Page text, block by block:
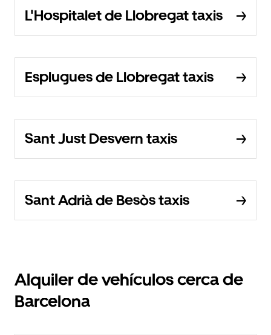
L'Hospitalet de Llobregat taxis
Esplugues de Llobregat taxis
Sant Just Desvern taxis
Sant Adrià de Besòs taxis
Alquiler de vehículos cerca de
Barcelona